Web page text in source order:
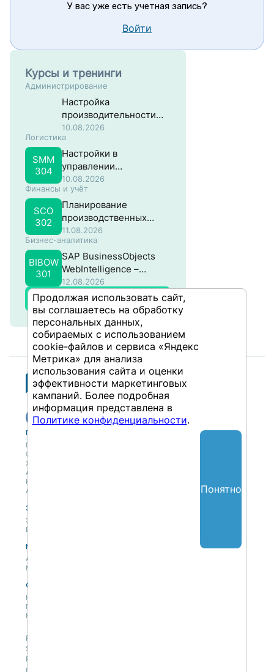
У вас уже есть учетная запись?
Войти
Курсы и тренинги
Администрирование
Настройка
производительности
систем на основе SAP
NW ABAP
10.08.2026
Логистика
SMM
304
Настройки в
управлении
материальными
потоками в SAP
10.08.2026
Финансы и учёт
SCO
302
Планирование
производственных
затрат в SAP
11.08.2026
Бизнес-аналитика
BIBOW
301
SAP BusinessObjects
WebIntelligence –
Продвинутый
12.08.2026
Все курсы
Публикации
Публикации
Обсуждения
Журнал
Антологии
Колонки
Авторы
Экспертная сеть
Экспертная сеть
Вакансии
Мероприятия
Анонсы мероприятий
Материалы мероприятий
О нас
Концепция
Политики
Контакты
Републикация материалов — только со ссылкой на
SAPLAND.RU, с разрешения редакции сайта.
Редакция не несет ответственности за высказывания
пользователей на сайте.
Продолжая использовать сайт,
вы соглашаетесь на обработку
персональных данных,
собираемых с использованием
cookie-файлов и сервиса «Яндекс
Метрика» для анализа
использования сайта и оценки
эффективности маркетинговых
кампаний. Более подробная
информация представлена в
Политике конфиденциальности.
Понятно